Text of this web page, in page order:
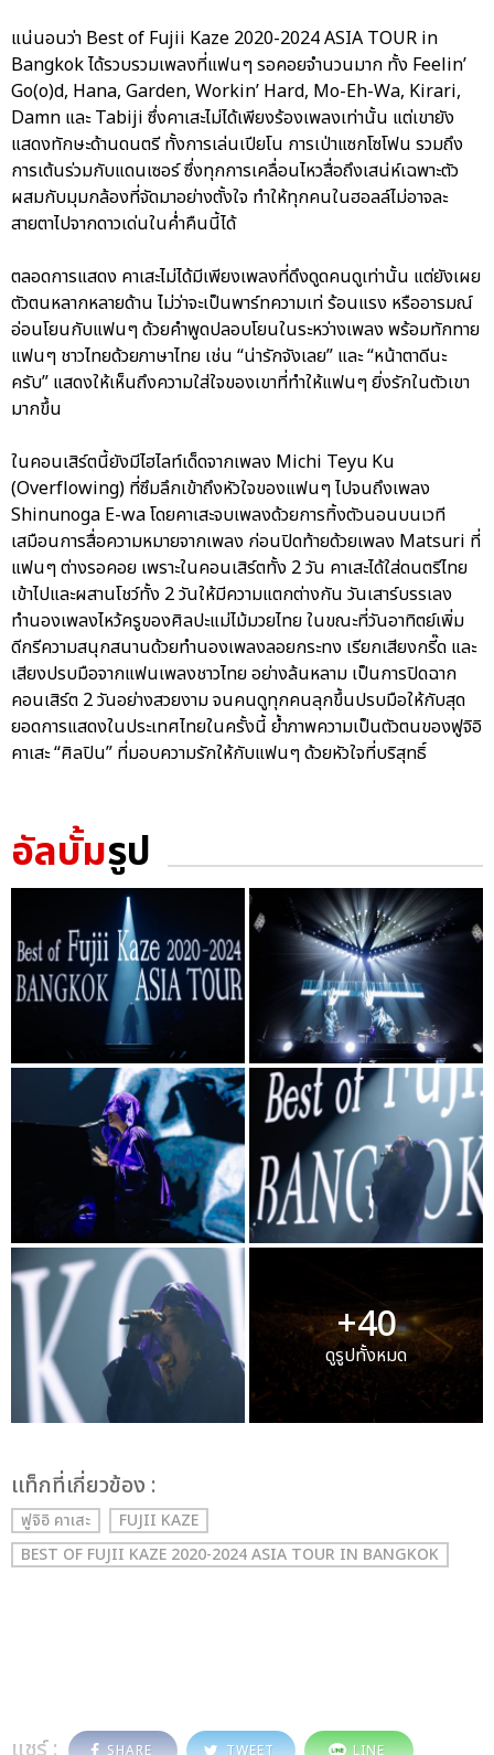
แน่นอนว่า Best of Fujii Kaze 2020-2024 ASIA TOUR in
Bangkok ได้รวบรวมเพลงที่แฟนๆ รอคอยจำนวนมาก ทั้ง Feelin’
Go(o)d, Hana, Garden, Workin’ Hard, Mo-Eh-Wa, Kirari,
Damn และ Tabiji ซึ่งคาเสะไม่ได้เพียงร้องเพลงเท่านั้น แต่เขายัง
แสดงทักษะด้านดนตรี ทั้งการเล่นเปียโน การเป่าแซกโซโฟน รวมถึง
การเต้นร่วมกับแดนเซอร์ ซึ่งทุกการเคลื่อนไหวสื่อถึงเสน่ห์เฉพาะตัว
ผสมกับมุมกล้องที่จัดมาอย่างตั้งใจ ทำให้ทุกคนในฮอลล์ไม่อาจละ
สายตาไปจากดาวเด่นในค่ำคืนนี้ได้
ตลอดการแสดง คาเสะไม่ได้มีเพียงเพลงที่ดึงดูดคนดูเท่านั้น แต่ยังเผย
ตัวตนหลากหลายด้าน ไม่ว่าจะเป็นพาร์ทความเท่ ร้อนแรง หรืออารมณ์
อ่อนโยนกับแฟนๆ ด้วยคำพูดปลอบโยนในระหว่างเพลง พร้อมทักทาย
แฟนๆ ชาวไทยด้วยภาษาไทย เช่น “น่ารักจังเลย” และ “หน้าตาดีนะ
ครับ” แสดงให้เห็นถึงความใส่ใจของเขาที่ทำให้แฟนๆ ยิ่งรักในตัวเขา
มากขึ้น
ในคอนเสิร์ตนี้ยังมีไฮไลท์เด็ดจากเพลง Michi Teyu Ku
(Overflowing) ที่ซึมลึกเข้าถึงหัวใจของแฟนๆ ไปจนถึงเพลง
Shinunoga E-wa โดยคาเสะจบเพลงด้วยการทิ้งตัวนอนบนเวที
เสมือนการสื่อความหมายจากเพลง ก่อนปิดท้ายด้วยเพลง Matsuri ที่
แฟนๆ ต่างรอคอย เพราะในคอนเสิร์ตทั้ง 2 วัน คาเสะได้ใส่ดนตรีไทย
เข้าไปและผสานโชว์ทั้ง 2 วันให้มีความแตกต่างกัน วันเสาร์บรรเลง
ทำนองเพลงไหว้ครูของศิลปะแม่ไม้มวยไทย ในขณะที่วันอาทิตย์เพิ่ม
ดีกรีความสนุกสนานด้วยทำนองเพลงลอยกระทง เรียกเสียงกรี๊ด และ
เสียงปรบมือจากแฟนเพลงชาวไทย อย่างล้นหลาม เป็นการปิดฉาก
คอนเสิร์ต 2 วันอย่างสวยงาม จนคนดูทุกคนลุกขึ้นปรบมือให้กับสุด
ยอดการแสดงในประเทศไทยในครั้งนี้ ย้ำภาพความเป็นตัวตนของฟูจิอิ
คาเสะ “ศิลปิน” ที่มอบความรักให้กับแฟนๆ ด้วยหัวใจที่บริสุทธิ์
อัลบั้มรูป
+40
ดูรูปทั้งหมด
เเท็กที่เกี่ยวข้อง :
ฟูจิอิ คาเสะ
FUJII KAZE
BEST OF FUJII KAZE 2020-2024 ASIA TOUR IN BANGKOK
SHARE TWEET LINE